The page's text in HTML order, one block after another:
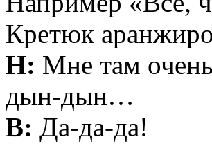
Кретюк
Н: Мне там
дын-дын…
В: Да-да-да!